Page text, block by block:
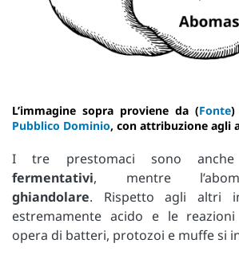
L’immagine sopra proviene da (Fonte)
Pubblico Dominio, con attribuzione agli
I tre prestomaci sono
fermentativi, mentre
ghiandolare. Rispetto agli altri
estremamente acido e le
opera di batteri, protozoi e muffe si